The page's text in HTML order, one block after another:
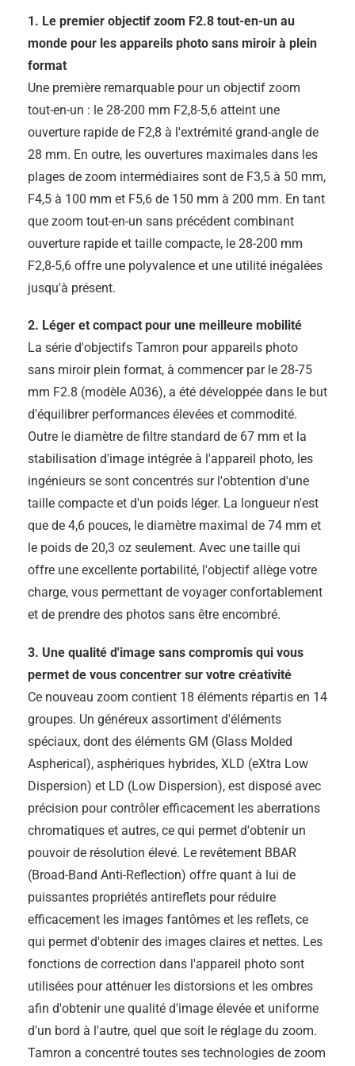
1. Le premier objectif zoom F2.8 tout-en-un au
monde pour les appareils photo sans miroir à plein
format
Une première remarquable pour un objectif zoom
tout-en-un : le 28-200 mm F2,8-5,6 atteint une
ouverture rapide de F2,8 à l'extrémité grand-angle de
28 mm. En outre, les ouvertures maximales dans les
plages de zoom intermédiaires sont de F3,5 à 50 mm,
F4,5 à 100 mm et F5,6 de 150 mm à 200 mm. En tant
que zoom tout-en-un sans précédent combinant
ouverture rapide et taille compacte, le 28-200 mm
F2,8-5,6 offre une polyvalence et une utilité inégalées
jusqu'à présent.
2. Léger et compact pour une meilleure mobilité
La série d'objectifs Tamron pour appareils photo
sans miroir plein format, à commencer par le 28-75
mm F2.8 (modèle A036), a été développée dans le but
d'équilibrer performances élevées et commodité.
Outre le diamètre de filtre standard de 67 mm et la
stabilisation d'image intégrée à l'appareil photo, les
ingénieurs se sont concentrés sur l'obtention d'une
taille compacte et d'un poids léger. La longueur n'est
que de 4,6 pouces, le diamètre maximal de 74 mm et
le poids de 20,3 oz seulement. Avec une taille qui
offre une excellente portabilité, l'objectif allège votre
charge, vous permettant de voyager confortablement
et de prendre des photos sans être encombré.
3. Une qualité d'image sans compromis qui vous
permet de vous concentrer sur votre créativité
Ce nouveau zoom contient 18 éléments répartis en 14
groupes. Un généreux assortiment d'éléments
spéciaux, dont des éléments GM (Glass Molded
Aspherical), asphériques hybrides, XLD (eXtra Low
Dispersion) et LD (Low Dispersion), est disposé avec
précision pour contrôler efficacement les aberrations
chromatiques et autres, ce qui permet d'obtenir un
pouvoir de résolution élevé. Le revêtement BBAR
(Broad-Band Anti-Reflection) offre quant à lui de
puissantes propriétés antireflets pour réduire
efficacement les images fantômes et les reflets, ce
qui permet d'obtenir des images claires et nettes. Les
fonctions de correction dans l'appareil photo sont
utilisées pour atténuer les distorsions et les ombres
afin d'obtenir une qualité d'image élevée et uniforme
d'un bord à l'autre, quel que soit le réglage du zoom.
Tamron a concentré toutes ses technologies de zoom